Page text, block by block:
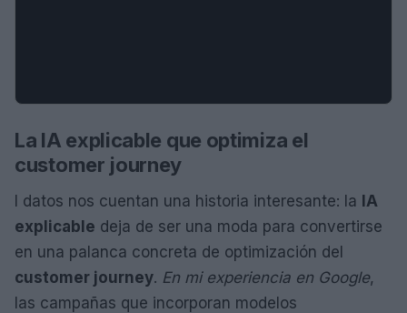
La IA explicable que optimiza el
customer journey
I datos nos cuentan una historia interesante: la IA
explicable deja de ser una moda para convertirse
en una palanca concreta de optimización del
customer journey. En mi experiencia en Google,
las campañas que incorporan modelos